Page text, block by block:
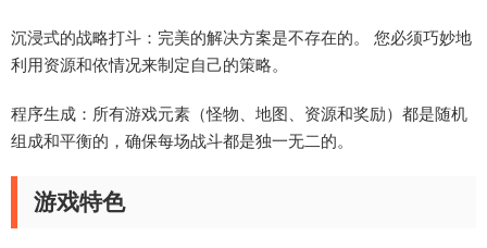
沉浸式的战略打斗：完美的解决方案是不存在的。 您必须巧妙地
利用资源和依情况来制定自己的策略。
程序生成：所有游戏元素（怪物、地图、资源和奖励）都是随机
组成和平衡的，确保每场战斗都是独一无二的。
游戏特色